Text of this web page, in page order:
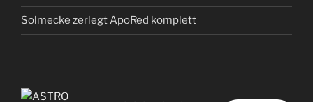
Solmecke zerlegt ApoRed komplett